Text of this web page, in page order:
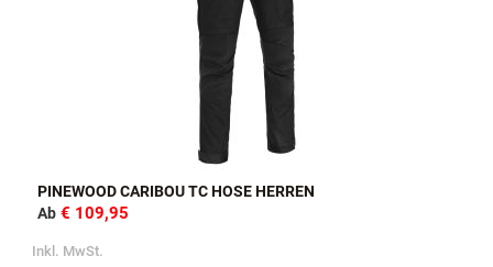
PINEWOOD CARIBOU TC HOSE HERREN
Ab € 109,95
Inkl. MwSt.